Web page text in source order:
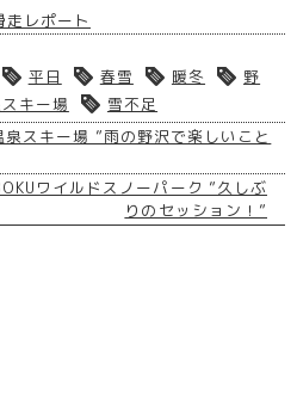
走レポート
平日 春雪 暖冬
野
キー場
雪不足
スキー場 ”雨の野沢で楽しいこと
ワイルドスノーパーク ”久しぶ
りのセッション！”